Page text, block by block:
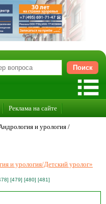
Реклама на сайте
и урология /
и урология/Детский уролог»
[479] [480] [481]